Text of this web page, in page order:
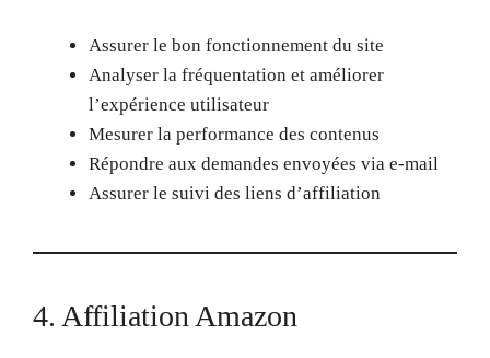
Assurer le bon fonctionnement du site
Analyser la fréquentation et améliorer
l’expérience utilisateur
Mesurer la performance des contenus
Répondre aux demandes envoyées via e-mail
Assurer le suivi des liens d’affiliation
4. Affiliation Amazon